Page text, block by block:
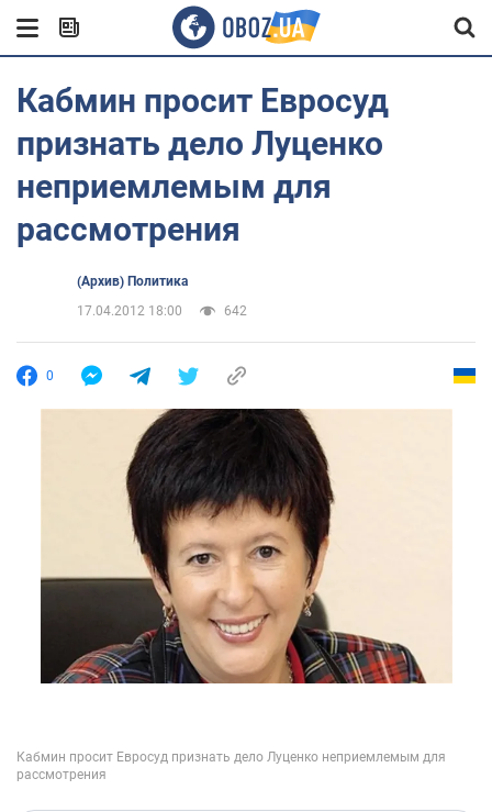
Кабмин просит Евросуд
признать дело Луценко
неприемлемым для
рассмотрения
(Архив) Политика
17.04.2012 18:00
642
0